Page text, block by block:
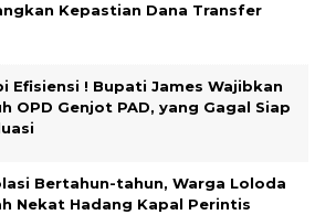
Kepastian Dana Transfer
Efisiensi ! Bupati James Wajibkan
OPD Genjot PAD, yang Gagal Siap
Bertahun-tahun, Warga Loloda
Nekat Hadang Kapal Perintis